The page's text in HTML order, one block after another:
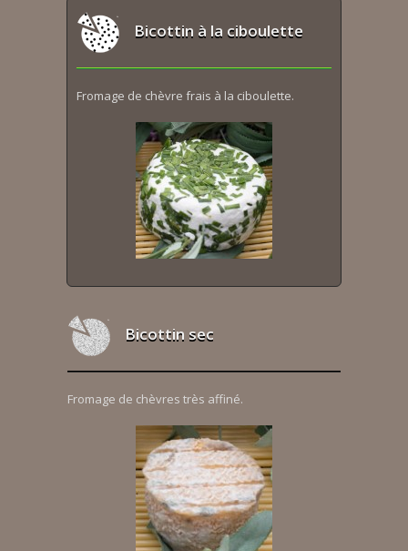
Bicottin à la ciboulette
Fromage de chèvre frais à la ciboulette.
Bicottin sec
Fromage de chèvres très affiné.